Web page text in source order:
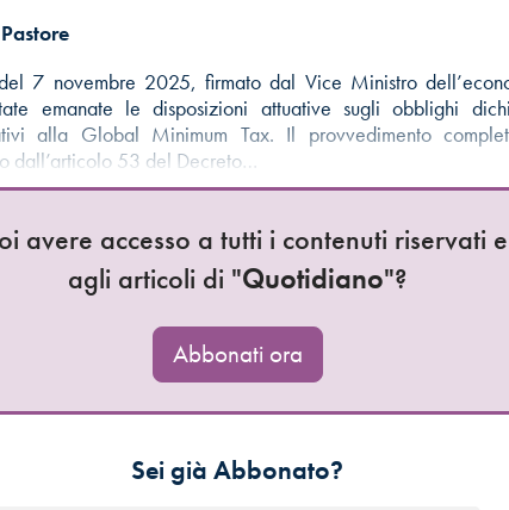
7 novembre 2025, firmato dal Vice Ministro
emanate le disposizioni attuative sugli obblighi
alla Global Minimum Tax. Il provvedimento
dall’articolo 53 del Decreto…
avere accesso a tutti i contenuti riservati e
agli articoli di "Quotidiano"?
Abbonati ora
Sei già Abbonato?